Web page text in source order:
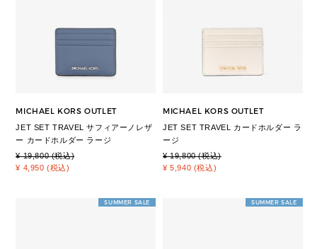
MICHAEL KORS OUTLET
JET SET TRAVEL サフィアーノレザ
ー カードホルダー ラージ
¥ 19,800 (税込)
¥ 4,950 (税込)
MICHAEL KORS OUTLET
JET SET TRAVEL カードホルダー ラ
ージ
¥ 19,800 (税込)
¥ 5,940 (税込)
SUMMER SALE SUMMER SALE